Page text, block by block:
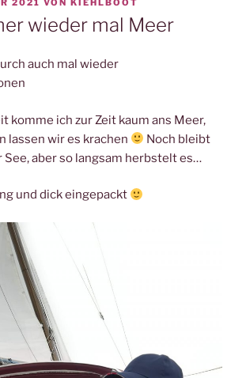
2021 VON KIEHLBOOT
wieder mal Meer
auch mal wieder
komme ich zur Zeit kaum ans Meer,
lassen wir es krachen
Noch bleibt
See, aber so langsam herbstelt es…
und dick eingepackt